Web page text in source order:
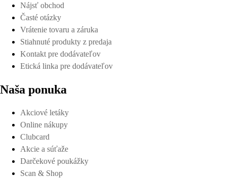
Nájsť obchod
Časté otázky
Vrátenie tovaru a záruka
Stiahnuté produkty z predaja
Kontakt pre dodávateľov
Etická linka pre dodávateľov
Naša ponuka
Akciové letáky
Online nákupy
Clubcard
Akcie a súťaže
Darčekové poukážky
Scan & Shop